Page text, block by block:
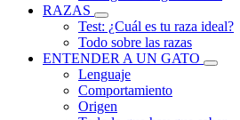
RAZAS
Test: ¿Cuál es tu raza ideal?
Todo sobre las razas
ENTENDER A UN GATO
Lenguaje
Comportamiento
Origen